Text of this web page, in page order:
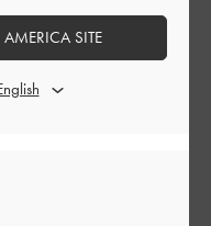
AMERICA SITE